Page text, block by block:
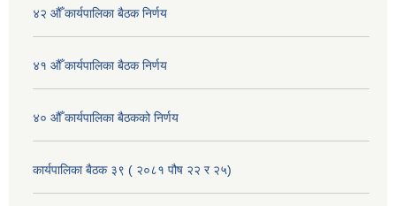
४२ औँ कार्यपालिका बैठक निर्णय
४१ औँ कार्यपालिका बैठक निर्णय
४० औँ कार्यपालिका बैठकको निर्णय
कार्यपालिका बैठक ३९ ( २०८१ पौष २२ र २५)